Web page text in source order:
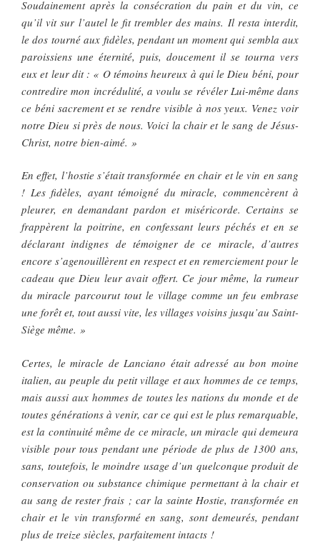
Soudainement après la consécration du pain et du vin, ce
qu’il vit sur l’autel le fit trembler des mains. Il resta interdit,
le dos tourné aux fidèles, pendant un moment qui sembla aux
paroissiens une éternité, puis, doucement il se tourna vers
eux et leur dit : « O témoins heureux à qui le Dieu béni, pour
contredire mon incrédulité, a voulu se révéler Lui-même dans
ce béni sacrement et se rendre visible à nos yeux. Venez voir
notre Dieu si près de nous. Voici la chair et le sang de Jésus-
Christ, notre bien-aimé. »
En effet, l’hostie s’était transformée en chair et le vin en sang
! Les fidèles, ayant témoigné du miracle, commencèrent à
pleurer, en demandant pardon et miséricorde. Certains se
frappèrent la poitrine, en confessant leurs péchés et en se
déclarant indignes de témoigner de ce miracle, d’autres
encore s’agenouillèrent en respect et en remerciement pour le
cadeau que Dieu leur avait offert. Ce jour même, la rumeur
du miracle parcourut tout le village comme un feu embrase
une forêt et, tout aussi vite, les villages voisins jusqu’au Saint-
Siège même. »
Certes, le miracle de Lanciano était adressé au bon moine
italien, au peuple du petit village et aux hommes de ce temps,
mais aussi aux hommes de toutes les nations du monde et de
toutes générations à venir, car ce qui est le plus remarquable,
est la continuité même de ce miracle, un miracle qui demeura
visible pour tous pendant une période de plus de 1300 ans,
sans, toutefois, le moindre usage d’un quelconque produit de
conservation ou substance chimique permettant à la chair et
au sang de rester frais ; car la sainte Hostie, transformée en
chair et le vin transformé en sang, sont demeurés, pendant
plus de treize siècles, parfaitement intacts !